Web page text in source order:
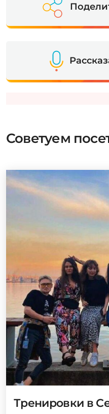
Советуем
Тренировки в